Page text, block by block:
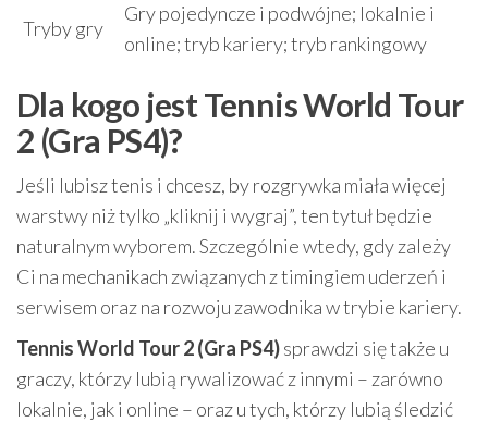
Tryby gry
Gry pojedyncze i podwójne; lokalnie i
online; tryb kariery; tryb rankingowy
Dla kogo jest Tennis World Tour
2 (Gra PS4)?
Jeśli lubisz tenis i chcesz, by rozgrywka miała więcej
warstwy niż tylko „kliknij i wygraj”, ten tytuł będzie
naturalnym wyborem. Szczególnie wtedy, gdy zależy
Ci na mechanikach związanych z timingiem uderzeń i
serwisem oraz na rozwoju zawodnika w trybie kariery.
Tennis World Tour 2 (Gra PS4)sprawdzi się także u
graczy, którzy lubią rywalizować z innymi – zarówno
lokalnie, jak i online – oraz u tych, którzy lubią śledzić